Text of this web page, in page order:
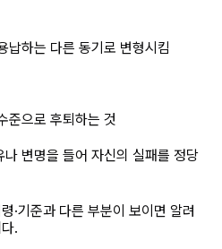
납하는 다른 동기로 변형시킴
준으로 후퇴하는 것
변명을 들어 자신의 실패를 정당
·기준과 다른 부분이 보이면 알려
.